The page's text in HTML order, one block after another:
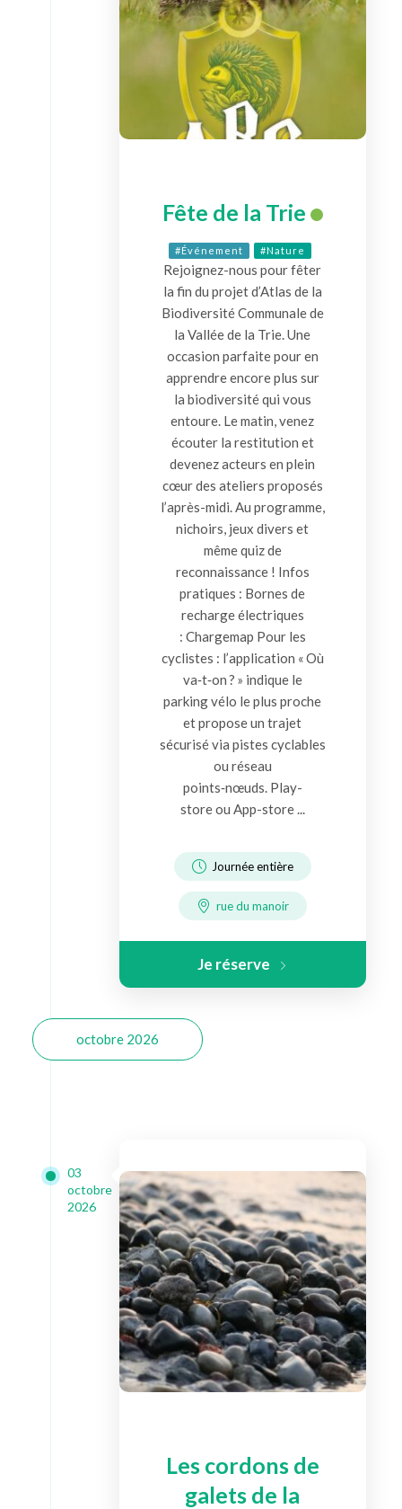
Fête de la Trie
#Événement #Nature
Rejoignez-nous pour fêter
la fin du projet d’Atlas de la
Biodiversité Communale de
la Vallée de la Trie. Une
occasion parfaite pour en
apprendre encore plus sur
la biodiversité qui vous
entoure. Le matin, venez
écouter la restitution et
devenez acteurs en plein
cœur des ateliers proposés
l’après-midi. Au programme,
nichoirs, jeux divers et
même quiz de
reconnaissance ! Infos
pratiques : Bornes de
recharge électriques
: Chargemap Pour les
cyclistes : l’application « Où
va‑t‑on ? » indique le
parking vélo le plus proche
et propose un trajet
sécurisé via pistes cyclables
ou réseau
points‑nœuds. Play-
store ou App-store ...
Journée entière
rue du manoir
Je réserve
octobre 2026
03
octobre
2026
Les cordons de
galets de la